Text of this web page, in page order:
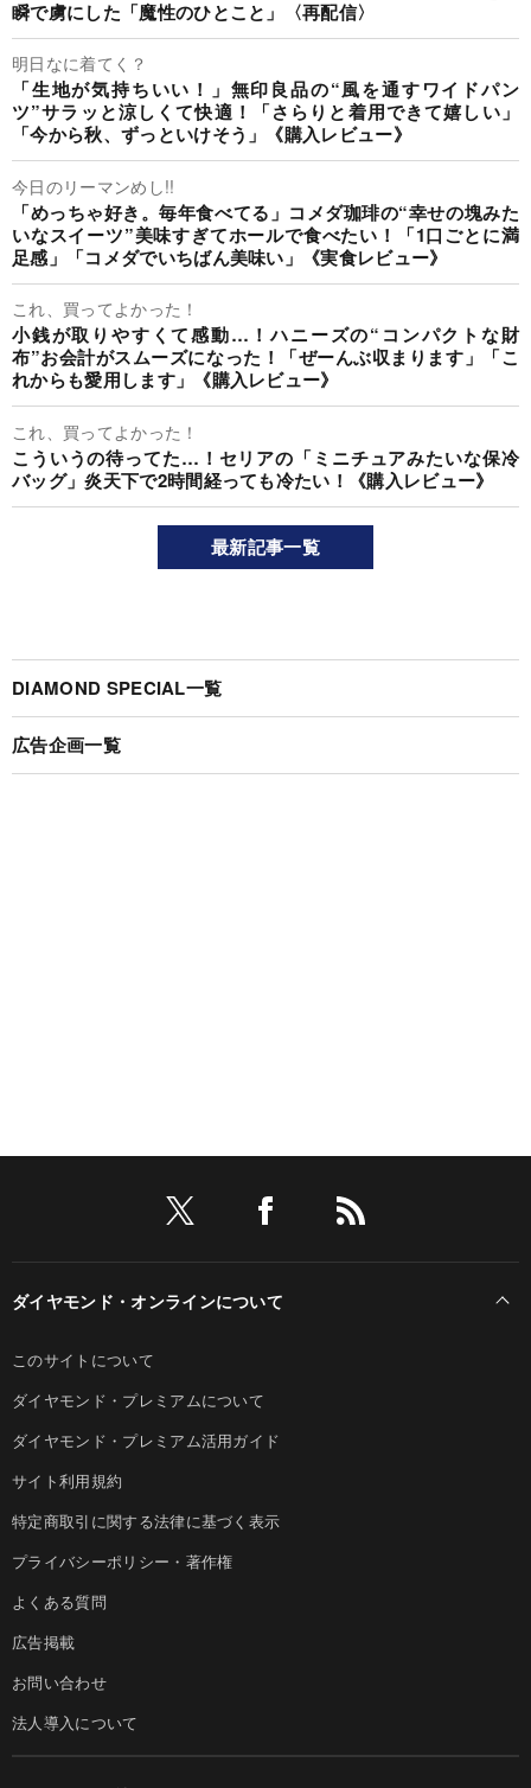
最新記事
ニュースな本
対談に30分以上遅刻した大原麗子が“激おこ”の五木寛之を一
瞬で虜にした「魔性のひとこと」〈再配信〉
明日なに着てく？
「生地が気持ちいい！」無印良品の“風を通すワイドパン
ツ”サラッと涼しくて快適！「さらりと着用できて嬉しい」
「今から秋、ずっといけそう」《購入レビュー》
今日のリーマンめし!!
「めっちゃ好き。毎年食べてる」コメダ珈琲の“幸せの塊みた
いなスイーツ”美味すぎてホールで食べたい！「1口ごとに満
足感」「コメダでいちばん美味い」《実食レビュー》
これ、買ってよかった！
小銭が取りやすくて感動…！ハニーズの“コンパクトな財
布”お会計がスムーズになった！「ぜーんぶ収まります」「こ
れからも愛用します」《購入レビュー》
最新記事一覧
ダイヤモンド・オンラインについて
このサイトについて
ダイヤモンド・プレミアムについて
ダイヤモンド・プレミアム活用ガイド
サイト利用規約
特定商取引に関する法律に基づく表示
プライバシーポリシー・著作権